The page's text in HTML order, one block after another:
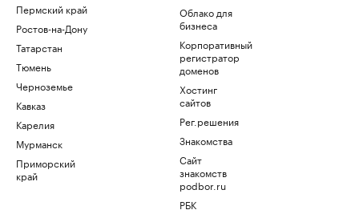
Пермский край
Ростов-на-Дону
Татарстан
Тюмень
Черноземье
Кавказ
Карелия
Мурманск
Приморский
край
Облако для
бизнеса
Корпоративный
регистратор
доменов
Хостинг
сайтов
Рег.решения
Знакомства
Сайт
знакомств
podbor.ru
РБК